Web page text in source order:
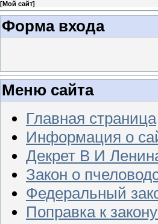
[Мой сайт]
Форма входа
Меню сайта
Главная страница
Информация о
Декрет В И
Закон о
Федеральный
Поправка к